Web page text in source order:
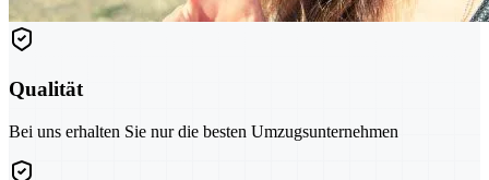
Qualität
Bei uns erhalten Sie nur die besten Umzugsunternehmen